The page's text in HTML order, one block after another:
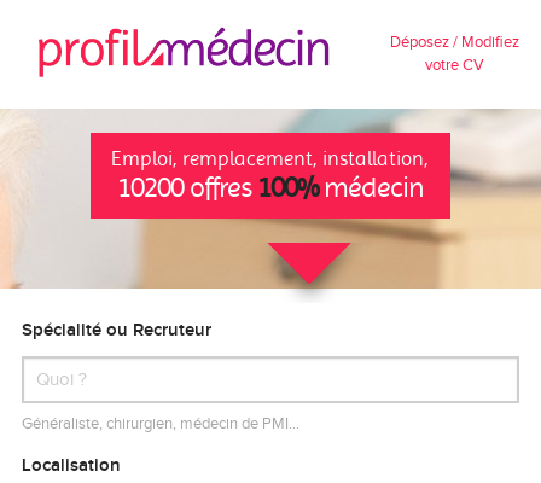
Déposez / Modifiez
votre CV
Emploi, remplacement, installation,
10200 offres 100%médecin
Spécialité ou Recruteur
Généraliste, chirurgien, médecin de PMI…
Localisation